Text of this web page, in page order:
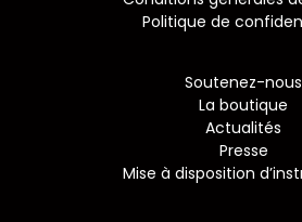
Politique de
Soutenez-nous
La boutique
Actualités
Presse
Mise à disposition